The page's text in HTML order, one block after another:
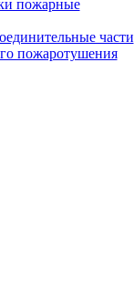
пожарные
части
пожаротушения